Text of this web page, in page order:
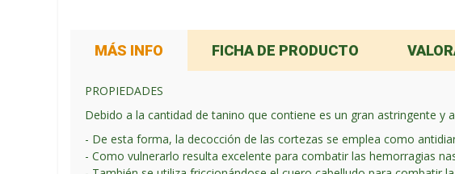
MÁS INFO FICHA DE PRODUCTO
PROPIEDADES
Debido a la cantidad de tanino que contiene es un gran astringente y
- De esta forma, la decocción de las cortezas se emplea como
- Como vulnerarlo resulta excelente para combatir las hemorragias